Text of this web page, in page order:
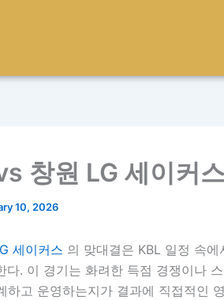
창원 LG 세이커
10, 2026
세이커스 의 맞대결은 KBL 일정 속에
다. 이 경기는 화려한 득점 경쟁이나
하고 운영하는지가 결과에 직접적인